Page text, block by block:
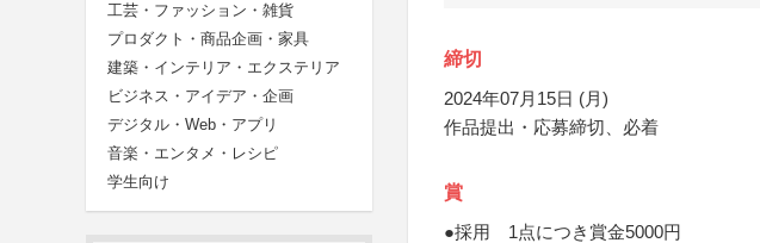
工芸・ファッション・雑貨
プロダクト・商品企画・家具
建築・インテリア・エクステリア
ビジネス・アイデア・企画
デジタル・Web・アプリ
音楽・エンタメ・レシピ
学生向け
締切
2024年07月15日 (月)
作品提出・応募締切、必着
賞
●採用 1点につき賞金5000円